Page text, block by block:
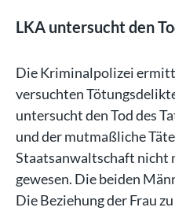
LKA untersucht den
Die Kriminalpolizei
versuchten
untersucht den Tod des
und der mutmaßliche
Staatsanwaltschaft nicht
gewesen. Die beiden
Die Beziehung der Frau